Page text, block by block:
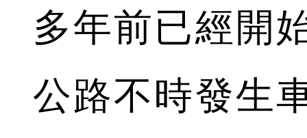
多年前已經開
公路不時發生